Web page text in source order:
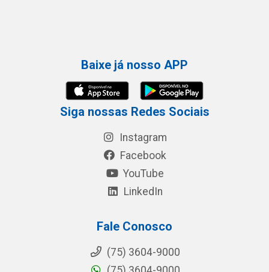
Baixe já nosso APP
Siga nossas Redes Sociais
Instagram
Facebook
YouTube
LinkedIn
Fale Conosco
(75) 3604-9000